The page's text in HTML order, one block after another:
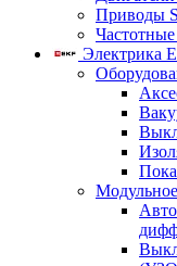
Приводы
Частотные
Электрика